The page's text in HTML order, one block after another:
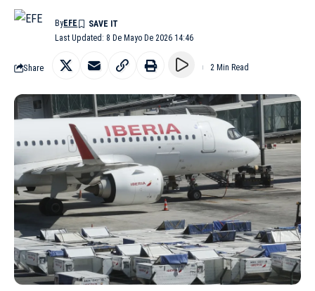
Last Updated: 8 De Mayo De 2026 14:46
ByEFE
Share 2 Min Read